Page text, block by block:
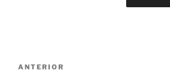
Entrada
ANTERIOR